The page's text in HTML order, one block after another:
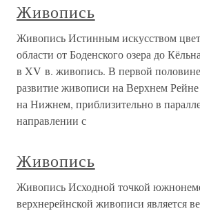
Живопись
Живопись Истинным искусством
области от Боденского озера до
в XV в. живопись. В первой
развитие живописи на Верхнем
на Нижнем, приблизительно в
направлении с
Живопись
Живопись Исходной точкой
верхнерейнской живописи является